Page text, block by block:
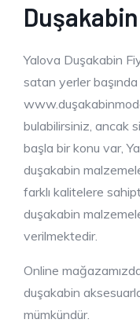
Yalova Duşakabin
satan yerler
bulabilirsiniz, ancak
başla bir konu var,
duşakabin
farklı kalitelere
duşakabin
verilmektedir.
Online
duşakabin
mümkündür.